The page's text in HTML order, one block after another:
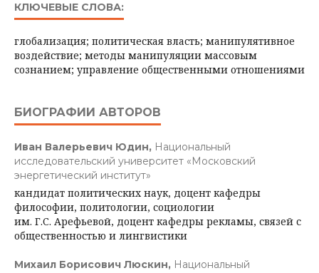
КЛЮЧЕВЫЕ СЛОВА:
глобализация; политическая власть; манипулятивное
воздействие; методы манипуляции массовым
сознанием; управление общественными отношениями
БИОГРАФИИ АВТОРОВ
Иван Валерьевич Юдин, Национальный
исследовательский университет «Московский
энергетический институт»
кандидат политических наук, доцент кафедры
философии, политологии, социологии
им. Г.С. Арефьевой, доцент кафедры рекламы, связей с
общественностью и лингвистики
Михаил Борисович Люскин, Национальный